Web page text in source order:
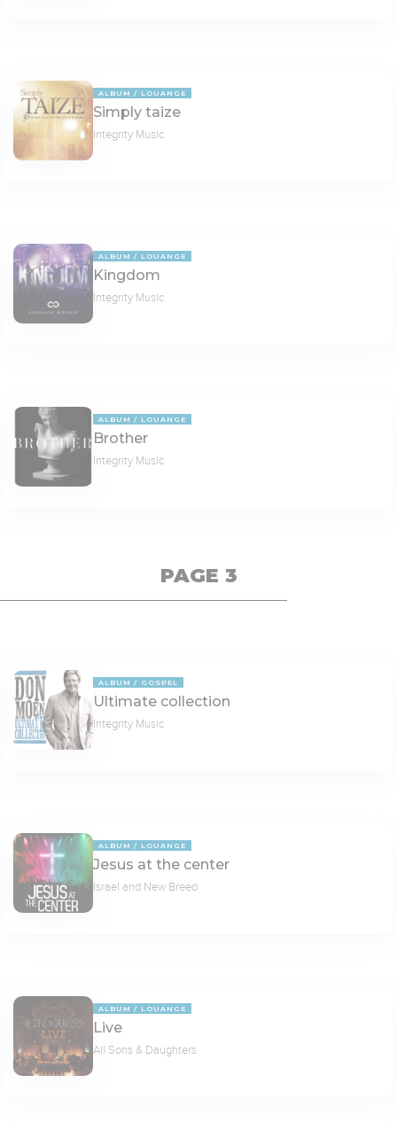
ALBUM LOUANGE
Simply taize
Integrity Music
ALBUM LOUANGE
Kingdom
Integrity Music
ALBUM LOUANGE
Brother
Integrity Music
PAGE 3
ALBUM GOSPEL
Ultimate collection
Integrity Music
ALBUM LOUANGE
Jesus at the center
Israel and New Breed
ALBUM LOUANGE
Live
All Sons & Daughters